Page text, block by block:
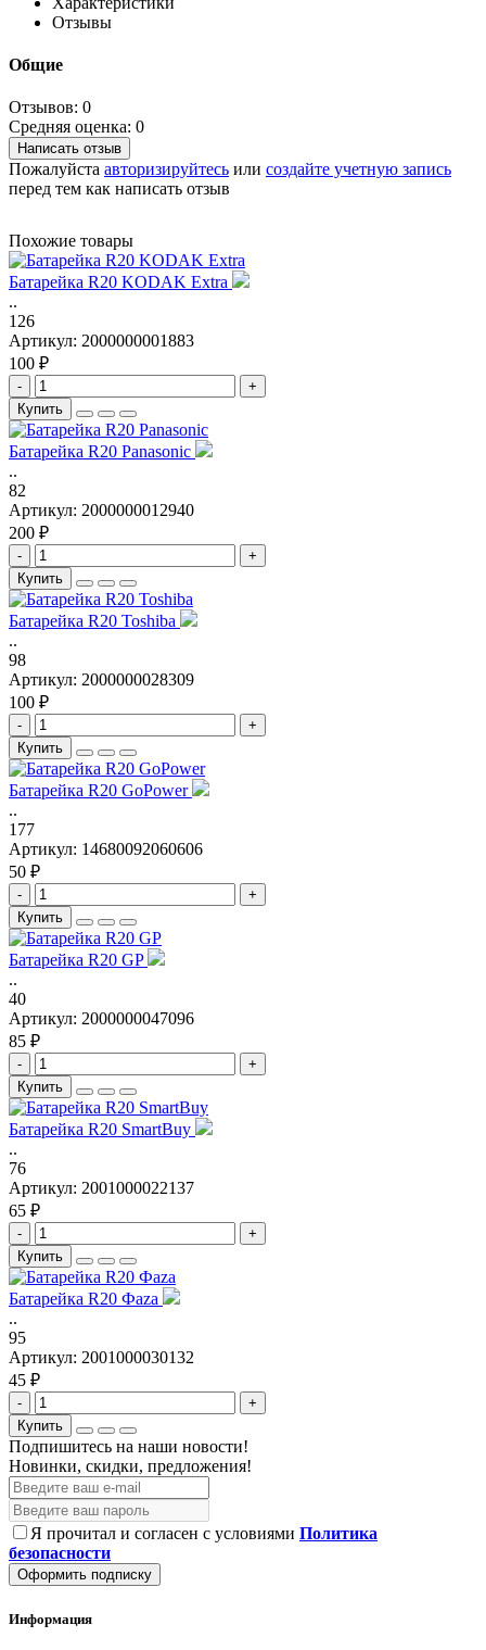
Отзывы
Общие
Отзывов: 0
Средняя оценка: 0
Написать отзыв
Пожалуйста авторизируйтесь или создайте учетную запись
перед тем как написать отзыв
Похожие товары
Батарейка R20 KODAK Extra
..
126
Артикул: 2000000001883
100 ₽
-
+
Купить
Батарейка R20 Panasonic
..
82
Артикул: 2000000012940
200 ₽
-
+
Купить
Батарейка R20 Toshiba
..
98
Артикул: 2000000028309
100 ₽
-
+
Купить
Батарейка R20 GoPower
..
177
Артикул: 14680092060606
50 ₽
-
+
Купить
Батарейка R20 GP
..
40
Артикул: 2000000047096
85 ₽
-
+
Купить
Батарейка R20 SmartBuy
..
76
Артикул: 2001000022137
65 ₽
-
+
Купить
Батарейка R20 Фаza
..
95
Артикул: 2001000030132
45 ₽
-
+
Купить
Подпишитесь на наши новости!
Новинки, скидки, предложения!
Я прочитал и согласен с условиями Политика
безопасности
Оформить подписку
Информация